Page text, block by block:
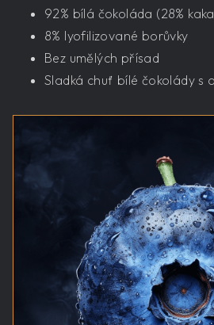
92% bílá čokoláda (28%
8% lyofilizované borůvky
Bez umělých přísad
Sladká chuť bílé čokolády s